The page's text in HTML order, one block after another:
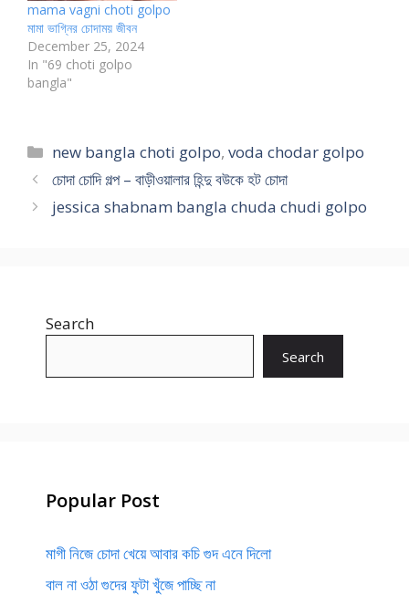
mama vagni choti golpo
মামা ভাগ্নির চোদাময় জীবন
December 25, 2024
In "69 choti golpo
bangla"
Categories
new bangla choti golpo,voda chodar golpo
চোদা চোদি গল্প – বাড়ীওয়ালার হিন্দু বউকে হট চোদা
jessica shabnam bangla chuda chudi golpo
Search
Search
Popular Post
মাগী নিজে চোদা খেয়ে আবার কচি গুদ এনে দিলো
বাল না ওঠা গুদের ফুটা খুঁজে পাচ্ছি না